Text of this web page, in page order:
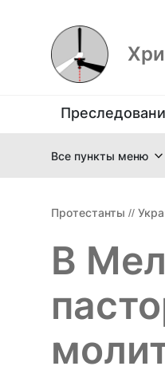
Все пункты меню
Протестанты //
В